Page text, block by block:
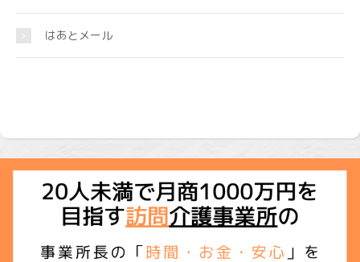
はあとメール